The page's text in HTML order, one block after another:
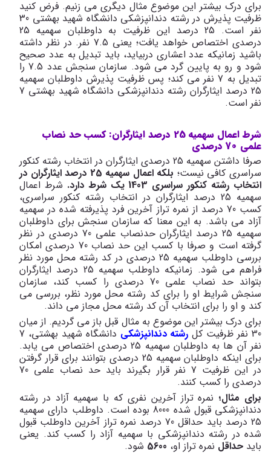
برای درک بیشتر این موضوع مثال دیگری می زنیم. فرض کنید
ظرفیت پذیرش در رشته دندانپزشکی دانشگاه شهید بهشتی 30
نفر است. 25 درصد این ظرفیت به داوطلبان سهمیه 25
درصدی اختصاص خواهد یافت؛ یعنی 7.5 نفر. در نظر داشته
باشید زمانیکه عدد اعشاری دربیاید، باید تبدیل به عدد صحیح
شود و رو به پایین گرد می شود. سازمان سنجش عدد 7.5 را
تبدیل به 7 نفر می کند؛ پس ظرفیت پذیرش داوطلبان سهمیه
25 درصد ایثارگران رشته دندانپزشکی دانشگاه شهید بهشتی 7
نفر است.
شرط اعمال سهمیه 25 درصد ایثارگران: کسب حد نصاب
علمی 70 درصدی
صرفا داشتن سهمیه 25 درصدی ایثارگران در انتخاب رشته کنکور
سراسری کافی نیست؛
بلکه اعمال سهمیه 25 درصد ایثارگران در
انتخاب رشته کنکور سراسری 1403 یک شرط دارد.
شرط اعمال
سهمیه 25 درصد ایثارگران در انتخاب رشته کنکور سراسری،
کسب 70 درصد از نمره تراز آخرین فرد پذیرفته شده در سهمیه
آزاد می باشد. به این معنا که سازمان سنجش برای داوطلبان
سهمیه 25 درصد ایثارگران حدنصاب علمی 70 درصدی در نظر
گرفته است و صرفا با کسب این حد نصاب 70 درصدی امکان
بررسی داوطلب سهمیه 25 درصدی در کد رشته محل مورد نظر
فراهم می شود. زمانیکه داوطلب سهمیه 25 درصد ایثارگران
بتواند حد نصاب علمی 70 درصدی را کسب کند، سازمان
سنجش شرایط او را برای کد رشته محل مورد نظر، بررسی می
کند و او را برای انتخاب آن کد رشته محل مجاز می داند.
برای درک بیشتر این موضوع به مثال قبل باز می گردیم. از میان
30 نفر ظرفیت کل
رشته دندانپزشکی
دانشگاه شهید بهشتی، 7
نفر آن ها به داوطلبان سهمیه 25 درصدی اختصاص می یابد.
برای اینکه داوطلبان سهمیه 25 درصدی بتوانند برای قرار گرفتن
در این ظرفیت 7 نفر قرار بگیرند باید حد نصاب علمی 70
درصدی را کسب کنند.
برای مثال؛ نمره تراز آخرین نفری که با سهمیه آزاد در رشته
دندانپزشکی قبول شده 8000 بوده است. داوطلب دارای سهمیه
25 درصد باید حداقل 70 درصد نمره تراز آخرین داوطلب قبول
شده در رشته دندانپزشکی با سهمیه آزاد را کسب کند. یعنی
باید حداقل نمره تراز او، 5600 شود.